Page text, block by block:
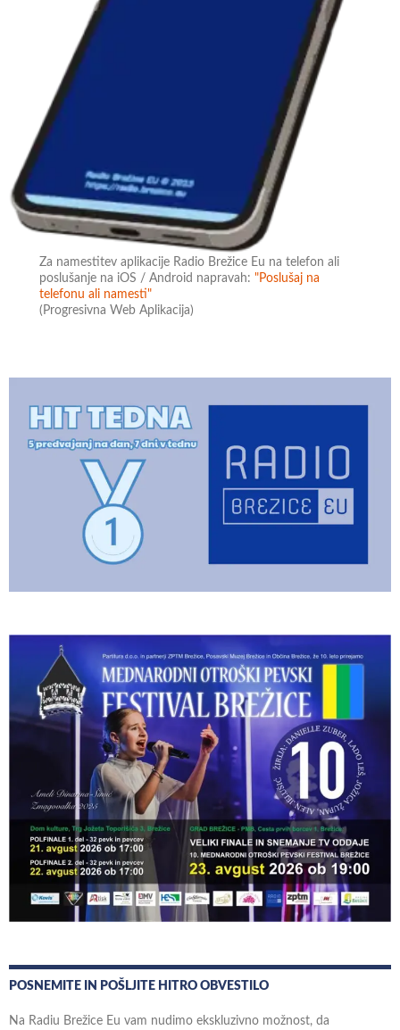
Za namestitev aplikacije Radio Brežice Eu na telefon ali
poslušanje na iOS / Android napravah:"Poslušaj na
telefonu ali namesti"
(Progresivna Web Aplikacija)
POSNEMITE IN POŠLJITE HITRO OBVESTILO
Na Radiu Brežice Eu vam nudimo ekskluzivno možnost, da